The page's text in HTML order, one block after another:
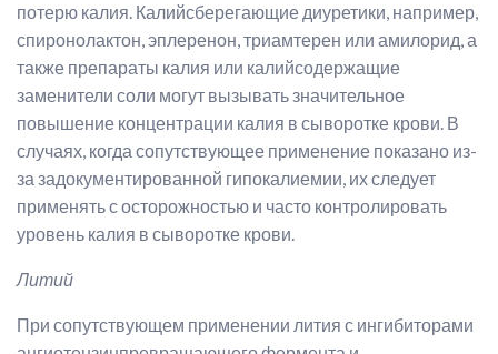
потерю калия. Калийсберегающие диуретики, например,
спиронолактон, эплеренон, триамтерен или амилорид, а
также препараты калия или калийсодержащие
заменители соли могут вызывать значительное
повышение концентрации калия в сыворотке крови. В
случаях, когда сопутствующее применение показано из-
за задокументированной гипокалиемии, их следует
применять с осторожностью и часто контролировать
уровень калия в сыворотке крови.
Литий
При сопутствующем применении лития с ингибиторами